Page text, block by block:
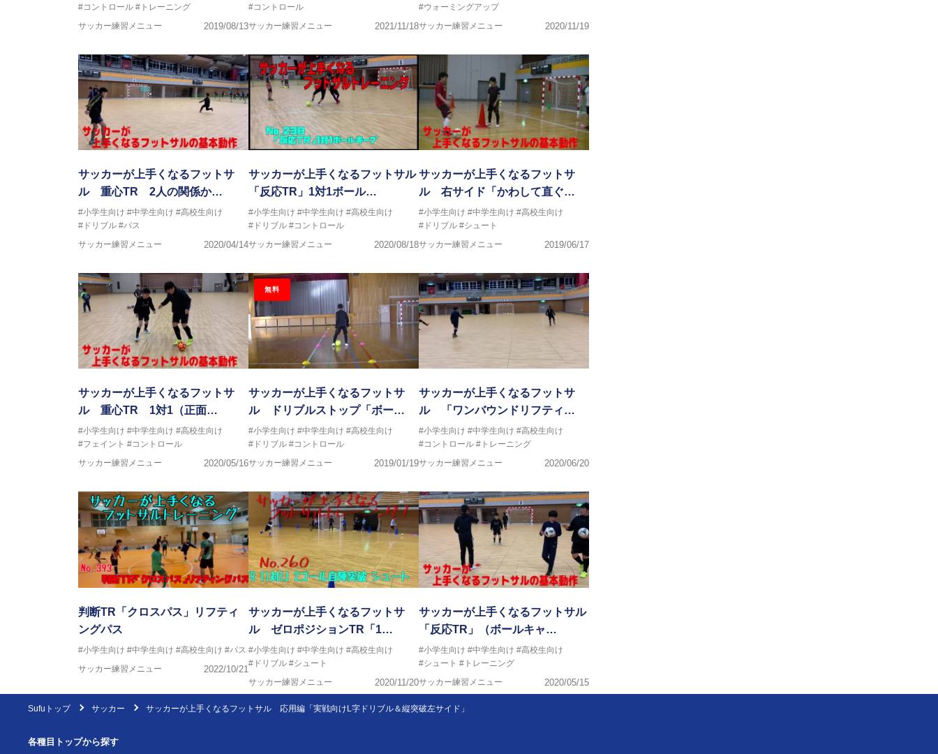
#コントロール #トレーニング
サッカー練習メニュー
2019/08/13
#コントロール
サッカー練習メニュー
2021/11/18
#ウォーミングアップ
サッカー練習メニュー
2020/11/19
サッカーが上手くなるフットサ
ル 重心TR 2人の関係か…
#小学生向け #中学生向け #高校生向け
#ドリブル #パス
サッカー練習メニュー
2020/04/14
サッカーが上手くなるフットサル
「反応TR」1対1ボール…
#小学生向け #中学生向け #高校生向け
#ドリブル #コントロール
サッカー練習メニュー
2020/08/18
サッカーが上手くなるフットサ
ル 右サイド「かわして直ぐ…
#小学生向け #中学生向け #高校生向け
#ドリブル #シュート
サッカー練習メニュー
2019/06/17
サッカーが上手くなるフットサ
ル 重心TR 1対1（正面…
#小学生向け #中学生向け #高校生向け
#フェイント #コントロール
サッカー練習メニュー
2020/05/16
無料
サッカーが上手くなるフットサ
ル ドリブルストップ「ボー…
#小学生向け #中学生向け #高校生向け
#ドリブル #コントロール
サッカー練習メニュー
2019/01/19
サッカーが上手くなるフットサ
ル 「ワンバウンドリフティ…
#小学生向け #中学生向け #高校生向け
#コントロール #トレーニング
サッカー練習メニュー
2020/06/20
判断TR「クロスパス」リフティ
ングパス
#小学生向け #中学生向け #高校生向け #パス
サッカー練習メニュー
2022/10/21
サッカーが上手くなるフットサ
ル ゼロポジションTR「1…
#小学生向け #中学生向け #高校生向け
#ドリブル #シュート
サッカー練習メニュー
2020/11/20
サッカーが上手くなるフットサル
「反応TR」（ボールキャ…
#小学生向け #中学生向け #高校生向け
#シュート #トレーニング
サッカー練習メニュー
2020/05/15
Sufuトップ サッカー サッカーが上手くなるフットサル 応用編「実戦向けL字ドリブル＆縦突破左サイド」
各種目トップから探す